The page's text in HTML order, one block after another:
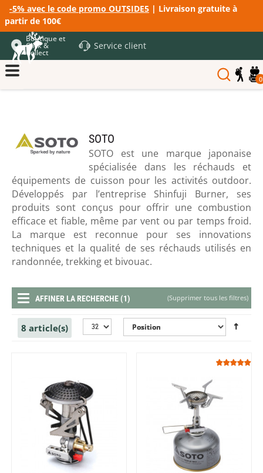
-5% avec le code promo OUTSIDE5 | Livraison gratuite à
partir de 100€
Boutique et
Click &
Collect
Service client
0
SOTO
SOTO est une marque japonaise
spécialisée dans les réchauds et
équipements de cuisson pour les activités outdoor.
Développés par l’entreprise Shinfuji Burner, ses
produits sont conçus pour offrir une combustion
efficace et fiable, même par vent ou par temps froid.
La marque est reconnue pour ses innovations
techniques et la qualité de ses réchauds utilisés en
randonnée, trekking et bivouac.
(Supprimer tous les filtres)
AFFINER LA RECHERCHE (1)
8 article(s)